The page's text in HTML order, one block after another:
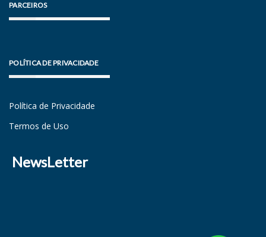
PARCEIROS
POLÍTICA DE PRIVACIDADE
Política de Privacidade
Termos de Uso
NewsLetter